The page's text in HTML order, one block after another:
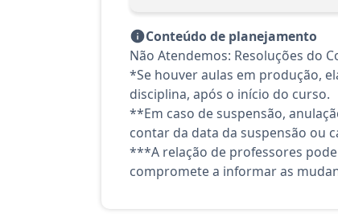
Conteúdo de planejamento
Não Atendemos: Resoluções do
*Se houver aulas em produção,
disciplina, após o início do curso.
**Em caso de suspensão,
contar da data da suspensão ou
***A relação de professores
compromete a informar as